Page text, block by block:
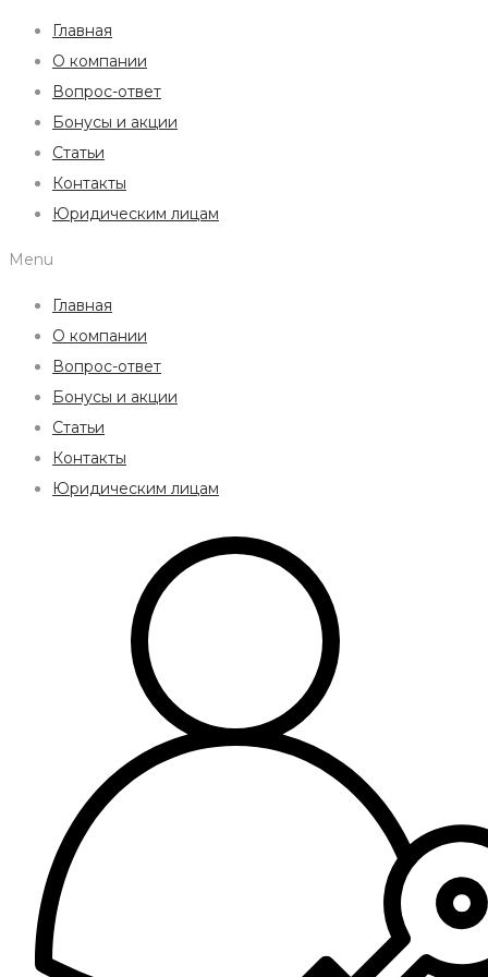
Главная
О компании
Вопрос-ответ
Бонусы и акции
Статьи
Контакты
Юридическим лицам
Menu
Главная
О компании
Вопрос-ответ
Бонусы и акции
Статьи
Контакты
Юридическим лицам